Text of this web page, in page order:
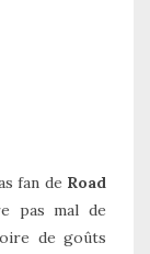
fan de Road
pas mal de
de goûts